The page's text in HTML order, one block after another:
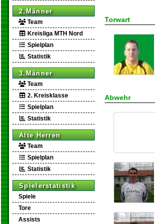
2.Männer
Team
Kreisliga MTH Nord
Spielplan
Statistik
3.Männer
Team
2. Kreisklasse
Spielplan
Statistik
Alte Herren
Team
Spielplan
Statistik
Spielerstatistik
Spiele
Tore
Assists
Torwart
Abwehr